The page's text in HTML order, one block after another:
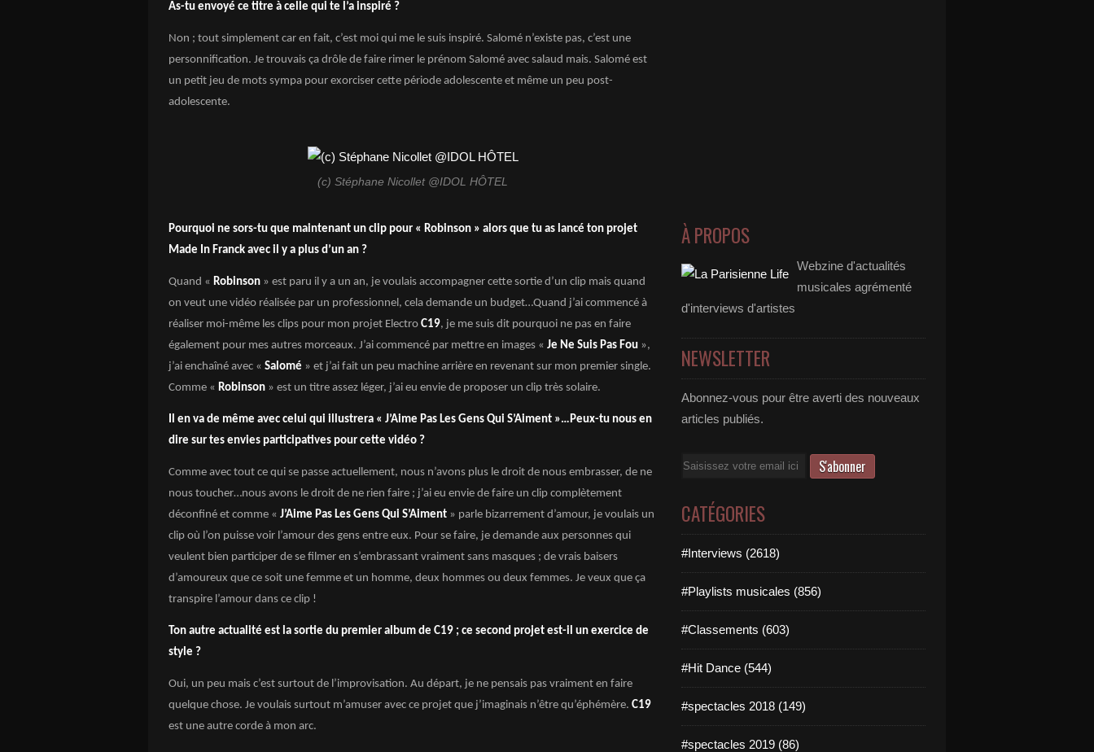
As-tu envoyé ce titre à celle qui te l’a inspiré ?
Non ; tout simplement car en fait, c’est moi qui me le suis inspiré. Salomé n’existe pas, c’est une
personnification. Je trouvais ça drôle de faire rimer le prénom Salomé avec salaud mais. Salomé est
un petit jeu de mots sympa pour exorciser cette période adolescente et même un peu post-
adolescente.
(c) Stéphane Nicollet @IDOL HÔTEL
Pourquoi ne sors-tu que maintenant un clip pour « Robinson » alors que tu as lancé ton projet
Made In Franck avec il y a plus d’un an ?
Quand « Robinson » est paru il y a un an, je voulais accompagner cette sortie d’un clip mais quand
on veut une vidéo réalisée par un professionnel, cela demande un budget…Quand j’ai commencé à
réaliser moi-même les clips pour mon projet Electro C19, je me suis dit pourquoi ne pas en faire
également pour mes autres morceaux. J’ai commencé par mettre en images « Je Ne Suis Pas Fou »,
j’ai enchaîné avec « Salomé » et j’ai fait un peu machine arrière en revenant sur mon premier single.
Comme « Robinson » est un titre assez léger, j’ai eu envie de proposer un clip très solaire.
Il en va de même avec celui qui illustrera « J’Aime Pas Les Gens Qui S’Aiment »…Peux-tu nous en
dire sur tes envies participatives pour cette vidéo ?
Comme avec tout ce qui se passe actuellement, nous n’avons plus le droit de nous embrasser, de ne
nous toucher…nous avons le droit de ne rien faire ; j’ai eu envie de faire un clip complètement
déconfiné et comme « J’Aime Pas Les Gens Qui S’Aiment » parle bizarrement d’amour, je voulais un
clip où l’on puisse voir l’amour des gens entre eux. Pour se faire, je demande aux personnes qui
veulent bien participer de se filmer en s’embrassant vraiment sans masques ; de vrais baisers
d’amoureux que ce soit une femme et un homme, deux hommes ou deux femmes. Je veux que ça
transpire l’amour dans ce clip !
Ton autre actualité est la sortie du premier album de C19 ; ce second projet est-il un exercice de
style ?
Oui, un peu mais c’est surtout de l’improvisation. Au départ, je ne pensais pas vraiment en faire
quelque chose. Je voulais surtout m’amuser avec ce projet que j’imaginais n’être qu’éphémère. C19
est une autre corde à mon arc.
À PROPOS
Webzine d'actualités
musicales agrémenté
d'interviews d'artistes
NEWSLETTER
Abonnez-vous pour être averti des nouveaux
articles publiés.
Email
CATÉGORIES
#Interviews (2618)
#Playlists musicales (856)
#Classements (603)
#Hit Dance (544)
#spectacles 2018 (149)
#spectacles 2019 (86)